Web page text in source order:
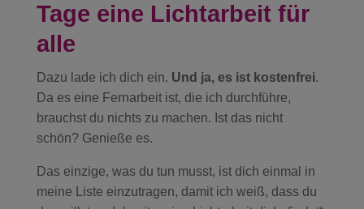
Tage eine Lichtarbeit für
alle
Dazu lade ich dich ein. Und ja, es ist kostenfrei.
Da es eine Fernarbeit ist, die ich durchführe,
brauchst du nichts zu machen. Ist das nicht
schön? Genieße es.
Das einzige, was du tun musst, ist dich einmal in
meine Liste einzutragen, damit ich weiß, dass du